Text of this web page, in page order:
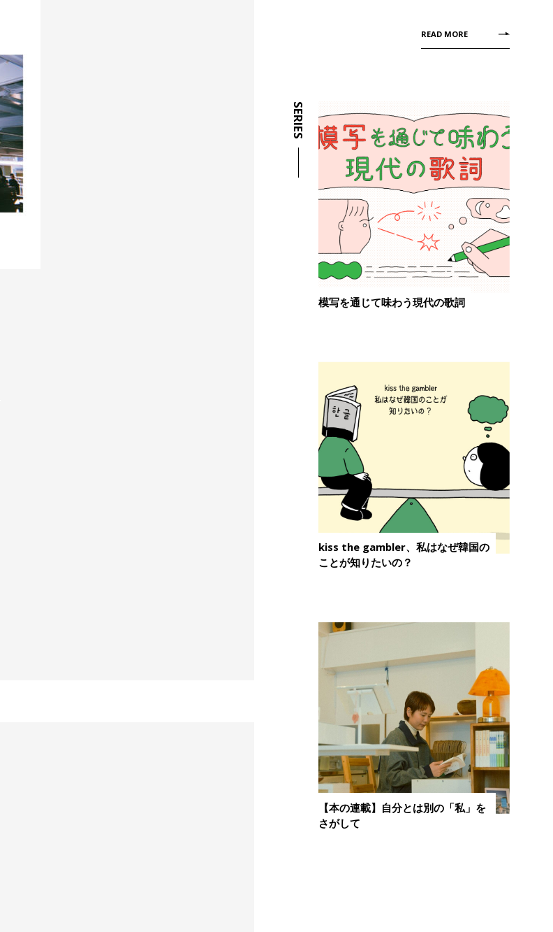
READ MORE
SERIES
模写を通じて味わう現代の歌詞
kiss the gambler、私はなぜ韓国の
ことが知りたいの？
【本の連載】自分とは別の「私」を
さがして